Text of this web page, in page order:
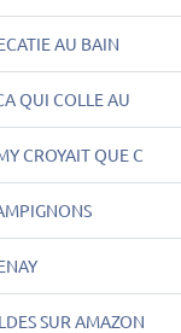
AU BAIN
QUI COLLE AU
CROYAIT QUE C
SUR AMAZON